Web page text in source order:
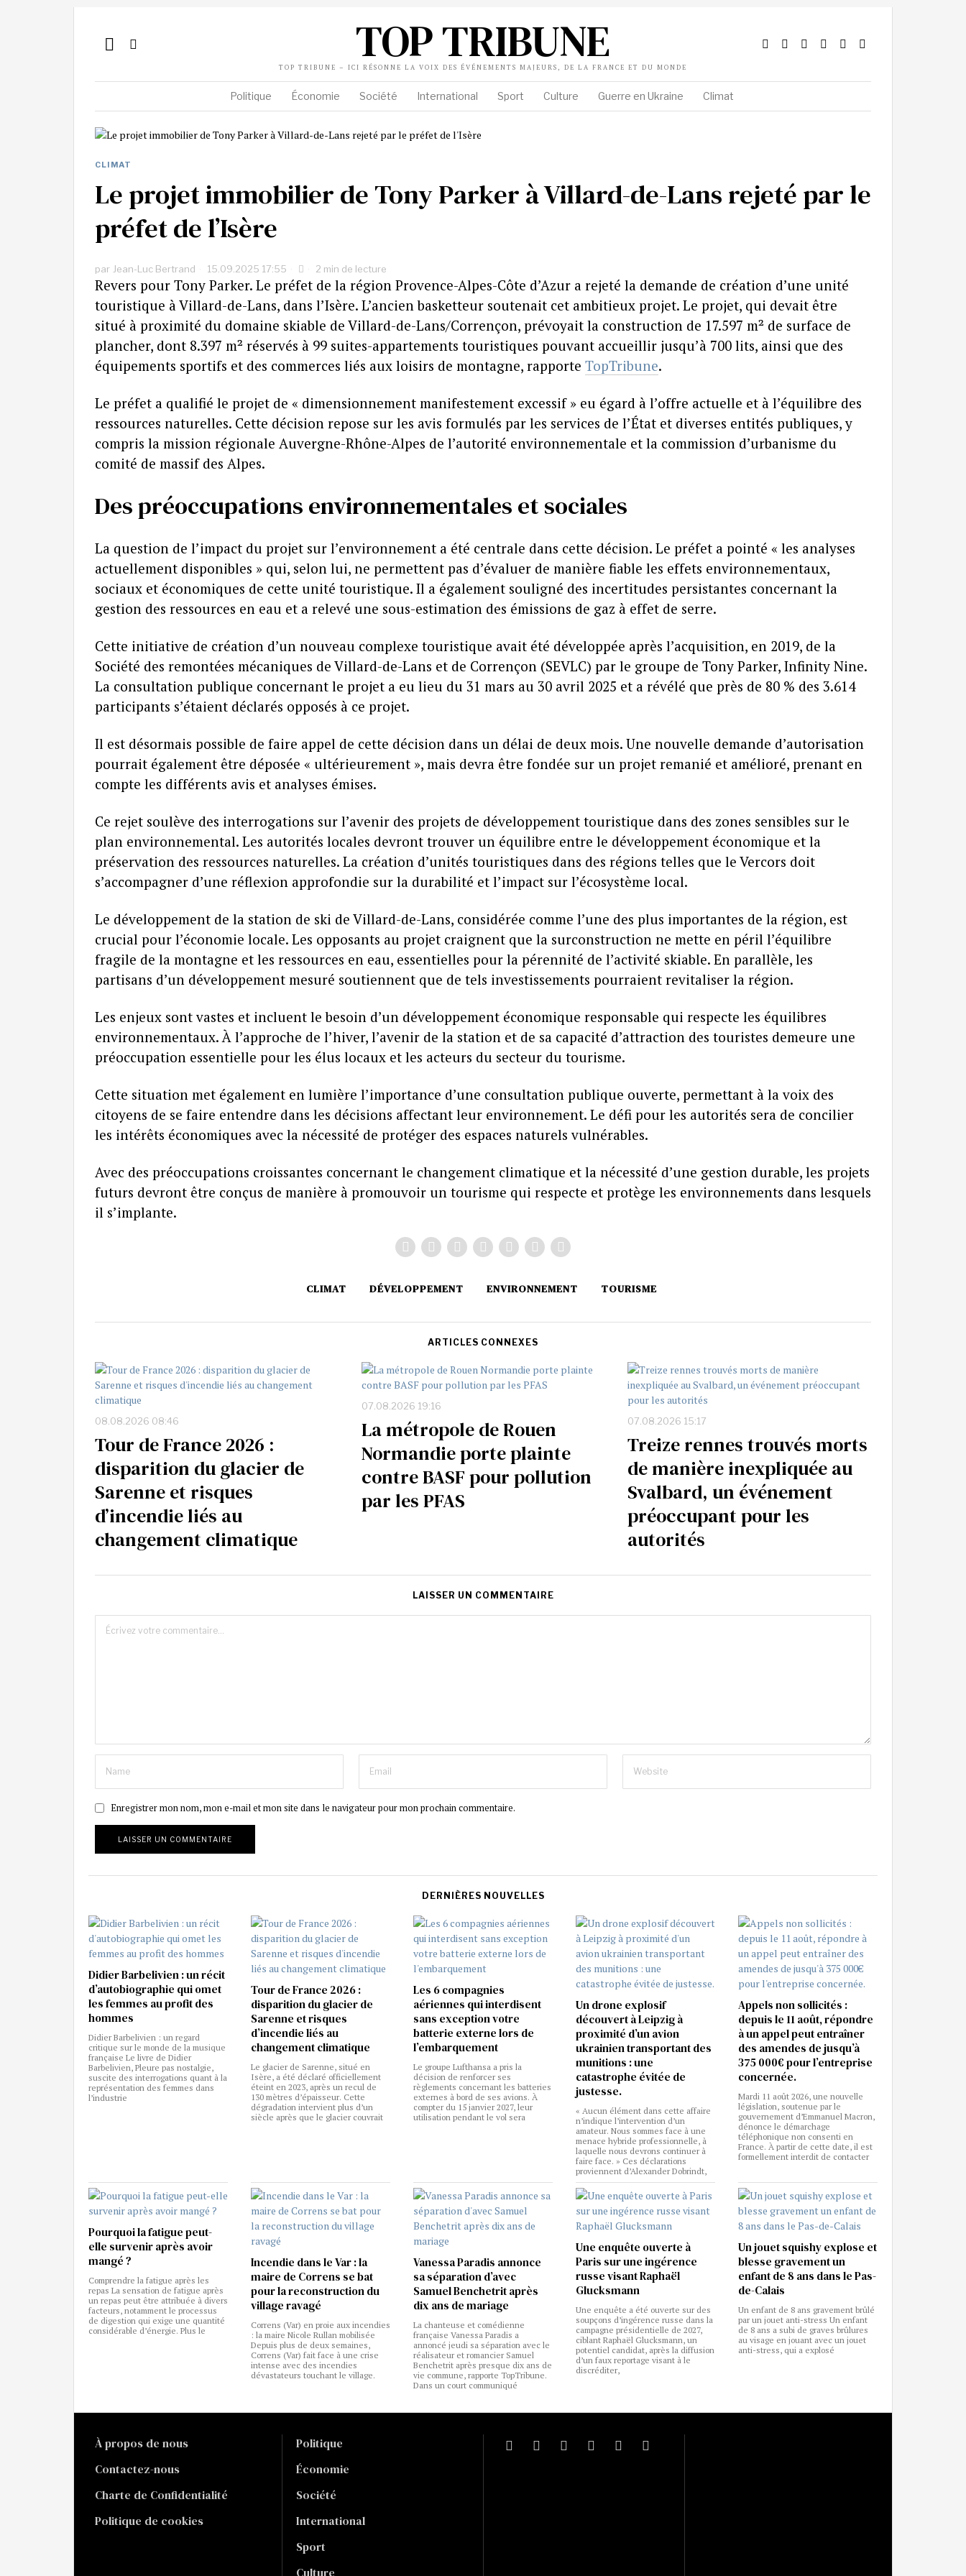
TOP TRIBUNE
TOP TRIBUNE – ICI RÉSONNE LA VOIX DES ÉVÉNEMENTS MAJEURS, DE LA FRANCE ET DU MONDE
Politique Économie Société International Sport Culture Guerre en Ukraine Climat
CLIMAT
Le projet immobilier de Tony Parker à Villard-de-Lans rejeté par le
préfet de l’Isère
par Jean-Luc Bertrand 15.09.2025 17:55 2 min de lecture
Revers pour Tony Parker. Le préfet de la région Provence-Alpes-Côte d’Azur a rejeté la demande de création d’une unité
touristique à Villard-de-Lans, dans l’Isère. L’ancien basketteur soutenait cet ambitieux projet. Le projet, qui devait être
situé à proximité du domaine skiable de Villard-de-Lans/Corrençon, prévoyait la construction de 17.597 m² de surface de
plancher, dont 8.397 m² réservés à 99 suites-appartements touristiques pouvant accueillir jusqu’à 700 lits, ainsi que des
équipements sportifs et des commerces liés aux loisirs de montagne, rapporte TopTribune.
Le préfet a qualifié le projet de « dimensionnement manifestement excessif » eu égard à l’offre actuelle et à l’équilibre des
ressources naturelles. Cette décision repose sur les avis formulés par les services de l’État et diverses entités publiques, y
compris la mission régionale Auvergne-Rhône-Alpes de l’autorité environnementale et la commission d’urbanisme du
comité de massif des Alpes.
Des préoccupations environnementales et sociales
La question de l’impact du projet sur l’environnement a été centrale dans cette décision. Le préfet a pointé « les analyses
actuellement disponibles » qui, selon lui, ne permettent pas d’évaluer de manière fiable les effets environnementaux,
sociaux et économiques de cette unité touristique. Il a également souligné des incertitudes persistantes concernant la
gestion des ressources en eau et a relevé une sous-estimation des émissions de gaz à effet de serre.
Cette initiative de création d’un nouveau complexe touristique avait été développée après l’acquisition, en 2019, de la
Société des remontées mécaniques de Villard-de-Lans et de Corrençon (SEVLC) par le groupe de Tony Parker, Infinity Nine.
La consultation publique concernant le projet a eu lieu du 31 mars au 30 avril 2025 et a révélé que près de 80 % des 3.614
participants s’étaient déclarés opposés à ce projet.
Il est désormais possible de faire appel de cette décision dans un délai de deux mois. Une nouvelle demande d’autorisation
pourrait également être déposée « ultérieurement », mais devra être fondée sur un projet remanié et amélioré, prenant en
compte les différents avis et analyses émises.
Ce rejet soulève des interrogations sur l’avenir des projets de développement touristique dans des zones sensibles sur le
plan environnemental. Les autorités locales devront trouver un équilibre entre le développement économique et la
préservation des ressources naturelles. La création d’unités touristiques dans des régions telles que le Vercors doit
s’accompagner d’une réflexion approfondie sur la durabilité et l’impact sur l’écosystème local.
Le développement de la station de ski de Villard-de-Lans, considérée comme l’une des plus importantes de la région, est
crucial pour l’économie locale. Les opposants au projet craignent que la surconstruction ne mette en péril l’équilibre
fragile de la montagne et les ressources en eau, essentielles pour la pérennité de l’activité skiable. En parallèle, les
partisans d’un développement mesuré soutiennent que de tels investissements pourraient revitaliser la région.
Les enjeux sont vastes et incluent le besoin d’un développement économique responsable qui respecte les équilibres
environnementaux. À l’approche de l’hiver, l’avenir de la station et de sa capacité d’attraction des touristes demeure une
préoccupation essentielle pour les élus locaux et les acteurs du secteur du tourisme.
Cette situation met également en lumière l’importance d’une consultation publique ouverte, permettant à la voix des
citoyens de se faire entendre dans les décisions affectant leur environnement. Le défi pour les autorités sera de concilier
les intérêts économiques avec la nécessité de protéger des espaces naturels vulnérables.
Avec des préoccupations croissantes concernant le changement climatique et la nécessité d’une gestion durable, les projets
futurs devront être conçus de manière à promouvoir un tourisme qui respecte et protège les environnements dans lesquels
il s’implante.
CLIMAT DÉVELOPPEMENT ENVIRONNEMENT TOURISME
ARTICLES CONNEXES
08.08.2026 08:46
Tour de France 2026 :
disparition du glacier de
Sarenne et risques
d’incendie liés au
changement climatique
07.08.2026 19:16
La métropole de Rouen
Normandie porte plainte
contre BASF pour pollution
par les PFAS
07.08.2026 15:17
Treize rennes trouvés morts
de manière inexpliquée au
Svalbard, un événement
préoccupant pour les
autorités
LAISSER UN COMMENTAIRE
Enregistrer mon nom, mon e-mail et mon site dans le navigateur pour mon prochain commentaire.
DERNIÈRES NOUVELLES
Didier Barbelivien : un récit
d’autobiographie qui omet
les femmes au profit des
hommes
Didier Barbelivien : un regard
critique sur le monde de la musique
française Le livre de Didier
Barbelivien, Pleure pas nostalgie,
suscite des interrogations quant à la
représentation des femmes dans
l’industrie
Tour de France 2026 :
disparition du glacier de
Sarenne et risques
d’incendie liés au
changement climatique
Le glacier de Sarenne, situé en
Isère, a été déclaré officiellement
éteint en 2023, après un recul de
130 mètres d’épaisseur. Cette
dégradation intervient plus d’un
siècle après que le glacier couvrait
Les 6 compagnies
aériennes qui interdisent
sans exception votre
batterie externe lors de
l’embarquement
Le groupe Lufthansa a pris la
décision de renforcer ses
règlements concernant les batteries
externes à bord de ses avions. À
compter du 15 janvier 2027, leur
utilisation pendant le vol sera
Un drone explosif
découvert à Leipzig à
proximité d’un avion
ukrainien transportant des
munitions : une
catastrophe évitée de
justesse.
« Aucun élément dans cette affaire
n’indique l’intervention d’un
amateur. Nous sommes face à une
menace hybride professionnelle, à
laquelle nous devrons continuer à
faire face. » Ces déclarations
proviennent d’Alexander Dobrindt,
Appels non sollicités :
depuis le 11 août, répondre
à un appel peut entraîner
des amendes de jusqu’à
375 000€ pour l’entreprise
concernée.
Mardi 11 août 2026, une nouvelle
législation, soutenue par le
gouvernement d’Emmanuel Macron,
dénonce le démarchage
téléphonique non consenti en
France. À partir de cette date, il est
formellement interdit de contacter
Pourquoi la fatigue peut-
elle survenir après avoir
mangé ?
Comprendre la fatigue après les
repas La sensation de fatigue après
un repas peut être attribuée à divers
facteurs, notamment le processus
de digestion qui exige une quantité
considérable d’énergie. Plus le
Incendie dans le Var : la
maire de Correns se bat
pour la reconstruction du
village ravagé
Correns (Var) en proie aux incendies
: la maire Nicole Rullan mobilisée
Depuis plus de deux semaines,
Correns (Var) fait face à une crise
intense avec des incendies
dévastateurs touchant le village.
Vanessa Paradis annonce
sa séparation d’avec
Samuel Benchetrit après
dix ans de mariage
La chanteuse et comédienne
française Vanessa Paradis a
annoncé jeudi sa séparation avec le
réalisateur et romancier Samuel
Benchetrit après presque dix ans de
vie commune, rapporte TopTribune.
Dans un court communiqué
Une enquête ouverte à
Paris sur une ingérence
russe visant Raphaël
Glucksmann
Une enquête a été ouverte sur des
soupçons d’ingérence russe dans la
campagne présidentielle de 2027,
ciblant Raphaël Glucksmann, un
potentiel candidat, après la diffusion
d’un faux reportage visant à le
discréditer,
Un jouet squishy explose et
blesse gravement un
enfant de 8 ans dans le Pas-
de-Calais
Un enfant de 8 ans gravement brûlé
par un jouet anti-stress Un enfant
de 8 ans a subi de graves brûlures
au visage en jouant avec un jouet
anti-stress, qui a explosé
À propos de nous
Contactez-nous
Charte de Confidentialité
Politique de cookies
Politique
Économie
Société
International
Sport
Culture